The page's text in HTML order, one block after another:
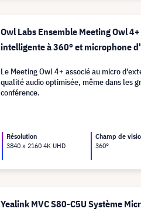
Owl Labs Ensemble Meeting Owl
intelligente à 360° et microphone
Le Meeting Owl 4+ associé au micro
qualité audio optimisée, même dans les
conférence.
Résolution
3840 x 2160 4K UHD
Champ de
360°
Yealink MVC S80-C5U Système